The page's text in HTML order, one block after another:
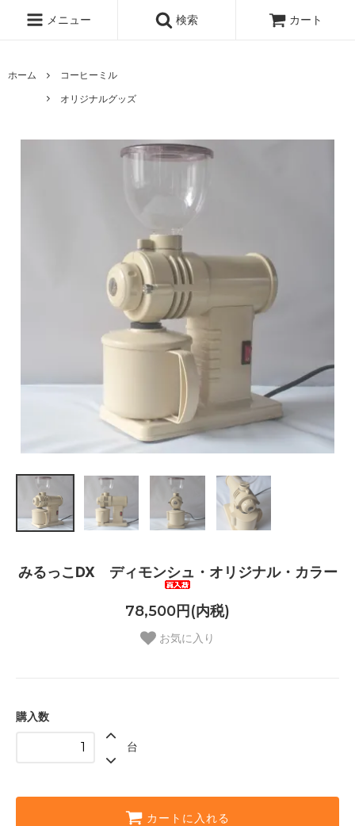
メニュー 検索 カート
ホーム
コーヒーミル
オリジナルグッズ
みるっこDX ディモンシュ・オリジナル・カラー
78,500円(内税)
お気に入り
購入数
台
カートに入れる